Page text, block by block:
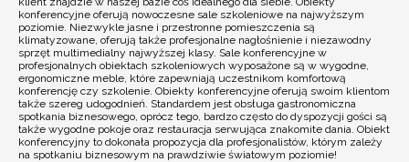
konferencyjne oferują nowoczesne sale szkoleniowe na najwyższym
poziomie. Niezwykle jasne i przestronne pomieszczenia są
klimatyzowane, oferują także profesjonalne nagłośnienie i niezawodny
sprzęt multimedialny najwyższej klasy. Sale konferencyjne w
profesjonalnych obiektach szkoleniowych wyposażone są w wygodne,
ergonomiczne meble, które zapewniają uczestnikom komfortową
konferencję czy szkolenie. Obiekty konferencyjne oferują swoim klientom
także szereg udogodnień. Standardem jest obsługa gastronomiczna
spotkania biznesowego, oprócz tego, bardzo często do dyspozycji gości są
także wygodne pokoje oraz restauracja serwująca znakomite dania. Obiekt
konferencyjny to dokonała propozycja dla profesjonalistów, którym zależy
na spotkaniu biznesowym na prawdziwie światowym poziomie!